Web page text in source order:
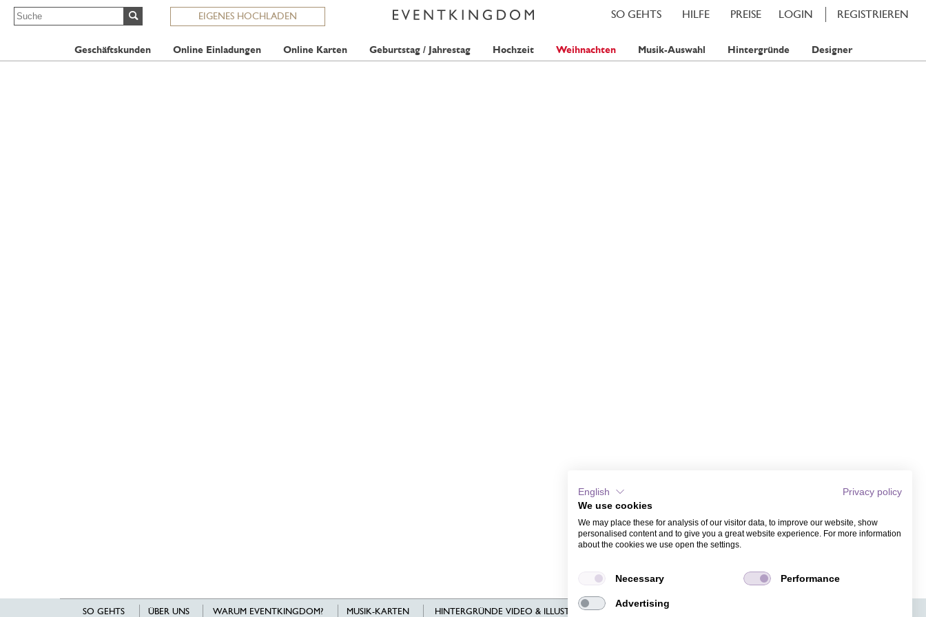
EIGENES HOCHLADEN LOGIN REGISTRIEREN
PREISE
HILFE
SO GEHTS
Geschäftskunden Online Einladungen Online Karten Geburtstag / Jahrestag Hochzeit Weihnachten Musik-Auswahl Hintergründe Designer
SO GEHTS ÜBER UNS WARUM EVENTKINGDOM? MUSIK-KARTEN HINTERGRÜNDE VIDEO & ILLUSTRATIONEN
English
Privacy policy
We use cookies
We may place these for analysis of our visitor data, to improve our website, show
personalised content and to give you a great website experience. For more information
about the cookies we use open the settings.
Necessary Performance
Advertising